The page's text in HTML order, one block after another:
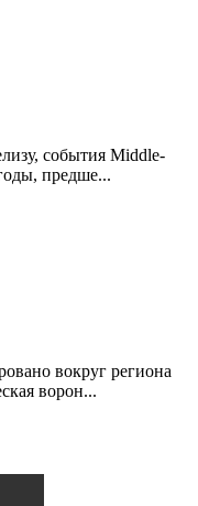
события Middle-
предше...
вокруг региона
ворон...